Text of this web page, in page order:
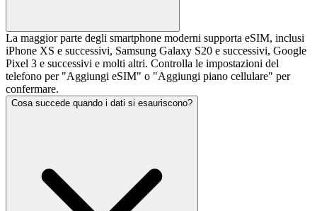
La maggior parte degli smartphone moderni supporta eSIM, inclusi
iPhone XS e successivi, Samsung Galaxy S20 e successivi, Google
Pixel 3 e successivi e molti altri. Controlla le impostazioni del
telefono per "Aggiungi eSIM" o "Aggiungi piano cellulare" per
confermare.
Cosa succede quando i dati si esauriscono?